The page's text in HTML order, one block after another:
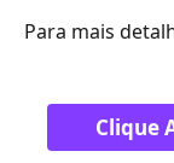
Para mais
Clique